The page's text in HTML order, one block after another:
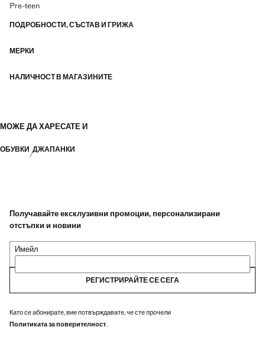
Pre-teen
ПОДРОБНОСТИ, СЪСТАВ И ГРИЖА
МЕРКИ
НАЛИЧНОСТ В МАГАЗИНИТЕ
МОЖЕ ДА ХАРЕСАТЕ И
ОБУВКИ ДЖАПАНКИ
Получавайте ексклузивни промоции, персонализирани
отстъпки и новини
Имейл
РЕГИСТРИРАЙТЕ СЕ СЕГА
Като се абонирате, вие потвърждавате, че сте прочели
Политиката за поверителност.